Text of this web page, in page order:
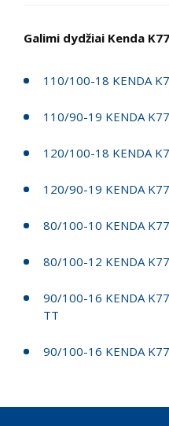
Galimi dydžiai Kenda
110/100-18 KENDA
110/90-19 KENDA
120/100-18 KENDA
120/90-19 KENDA
80/100-10 KENDA
80/100-12 KENDA
90/100-16 KENDA
TT
90/100-16 KENDA